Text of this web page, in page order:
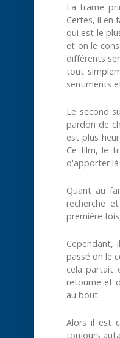
La trame
Certes, il en
qui est le
et on le
différents
tout
sentiments
Le second
pardon de
est plus
Ce film, le
d'apporter
Quant au
recherche
première
Cependant,
passé on le
cela partait
retourne et
au bout.
Alors il est
toujours